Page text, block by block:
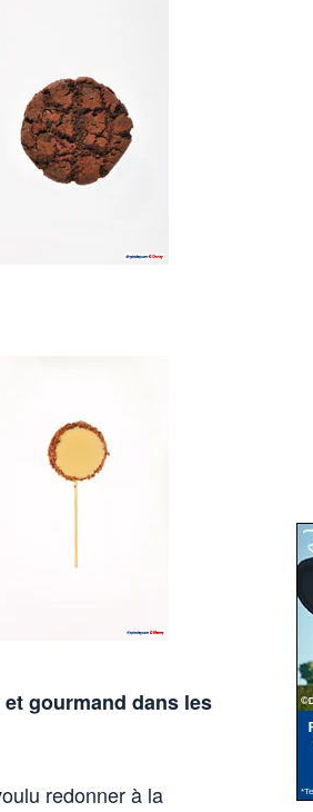
et gourmand dans les
redonner à la